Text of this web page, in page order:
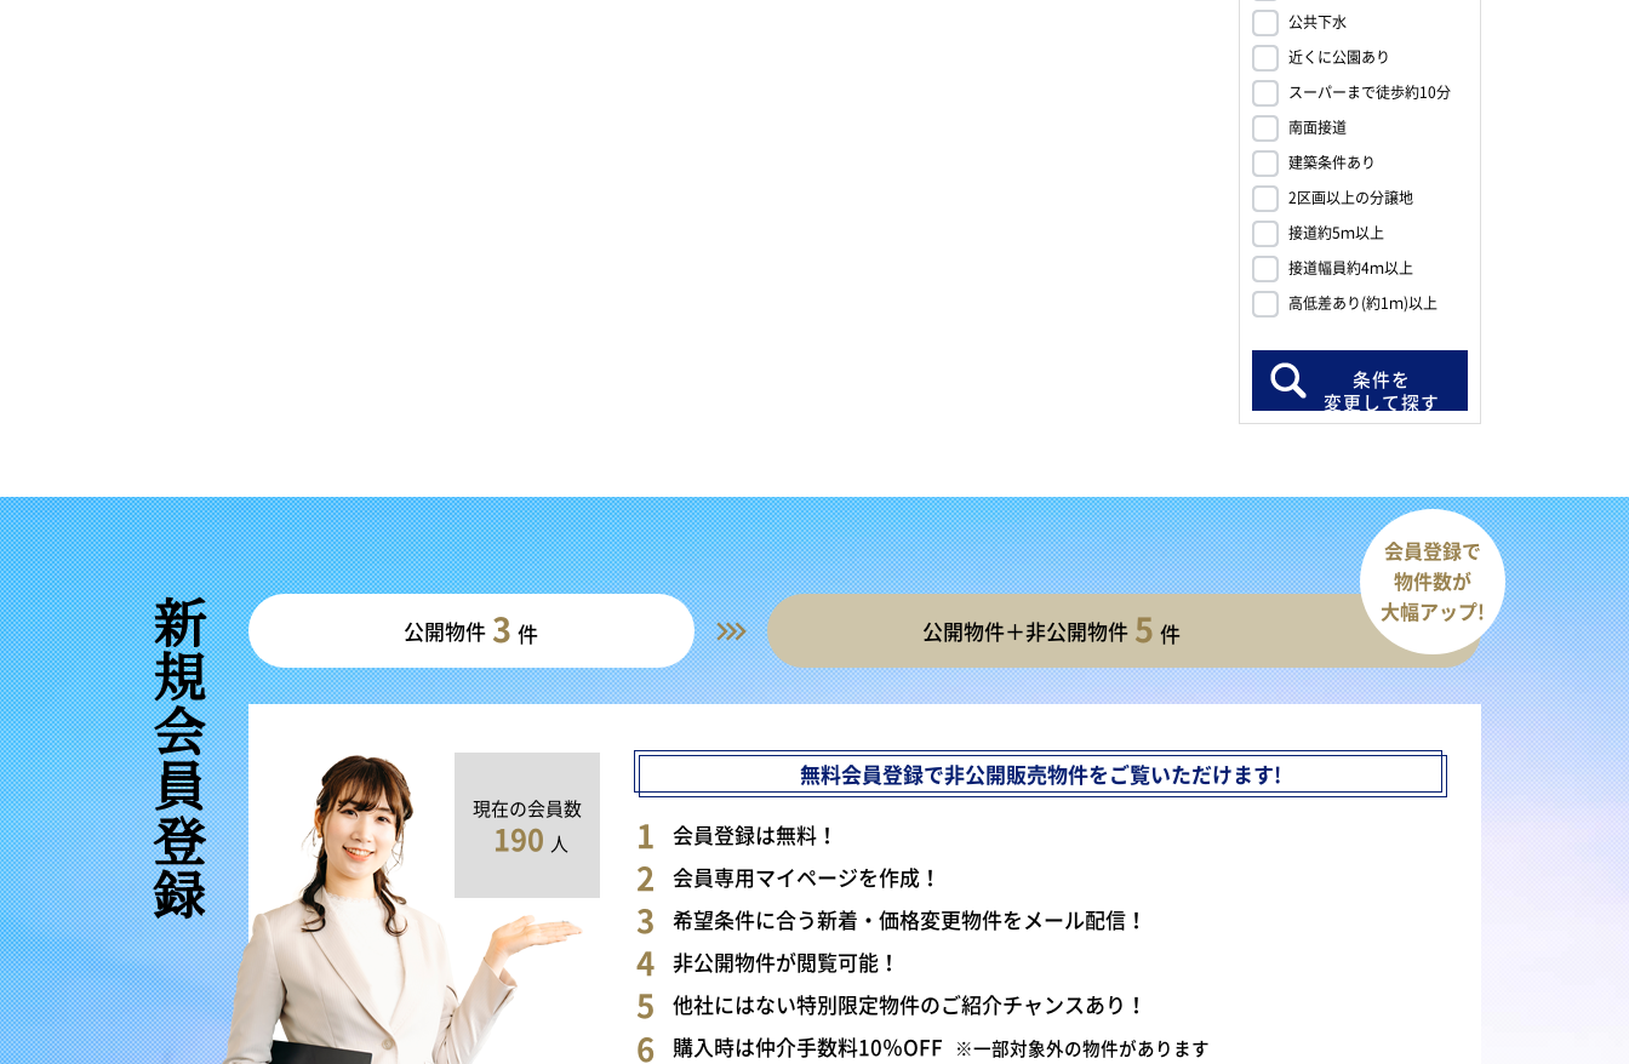
公共下水
近くに公園あり
スーパーまで徒歩約10分
南面接道
建築条件あり
2区画以上の分譲地
接道約5ｍ以上
接道幅員約4ｍ以上
高低差あり(約1ｍ)以上
条件を
変更して探す
新規会員登録 公開物件 3 件 公開物件＋非公開物件 5 件
会員登録で
物件数が
大幅アップ!
現在の会員数
190 人
無料会員登録で非公開販売物件をご覧いただけます!
会員登録は無料！
会員専用マイページを作成！
希望条件に合う新着・価格変更物件をメール配信！
非公開物件が閲覧可能！
他社にはない特別限定物件のご紹介チャンスあり！
購入時は仲介手数料10％OFF ※一部対象外の物件があります